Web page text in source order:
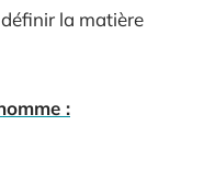
la matière
: